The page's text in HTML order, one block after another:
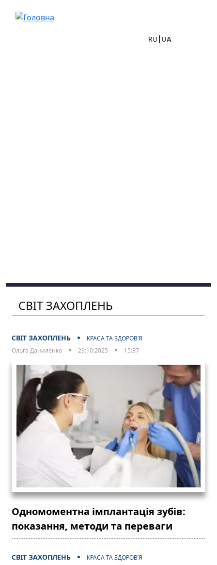
RU UA
СВІТ ЗАХОПЛЕНЬ
СВІТ ЗАХОПЛЕНЬ
КРАСА ТА ЗДОРОВ’Я
Ольга Даниленко
29:10:2025 15:37
Одномоментна імплантація зубів:
показання, методи та переваги
СВІТ ЗАХОПЛЕНЬ
КРАСА ТА ЗДОРОВ’Я